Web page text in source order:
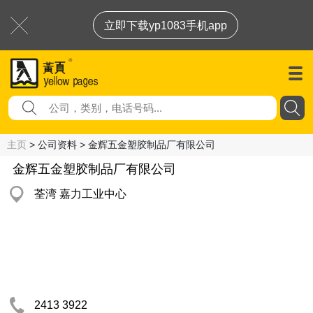
立即下载yp1083手机app
主页 > 公司资料 > 金辉五金塑胶制品厂有限公司
金辉五金塑胶制品厂有限公司
荃湾 嘉力工业中心
2413 3922